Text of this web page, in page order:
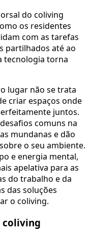
do coliving
os residentes
com as tarefas
partilhados até ao
tecnologia torna
lugar não se trata
criar espaços onde
juntos.
comuns na
mundanas e dão
o seu ambiente.
e energia mental,
apelativa para as
do trabalho e da
das soluções
o coliving.
coliving